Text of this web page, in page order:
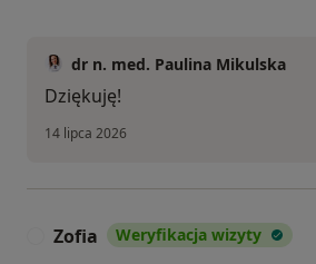
dr n. med. Paulina Mikulska
Dziękuję!
14 lipca 2026
Zofia Weryfikacja wizyty